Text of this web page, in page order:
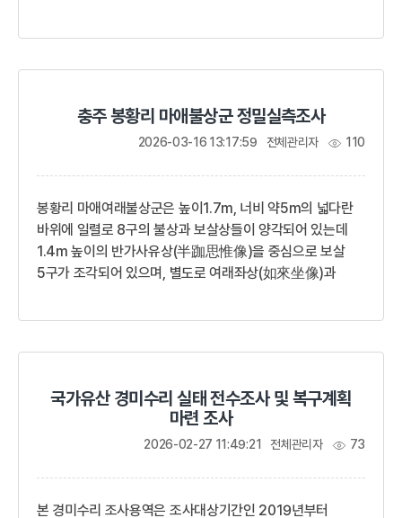
사신이 말하길 중국의 재물이 조선으로 가는 것은 그 거북돌
붙이고, 1665년(현종 6) 민진익(閔震益, ?-?)이 각성의
말을 듣고 부도를 부쉈다. 사실기비에는 이와 같은 이야기를
충주 봉황리 마애불상군 정밀실측조사
전체관리자 110
봉황리 마애여래불상군은 높이1.7m, 너비 약5m의 넓다란
바위에 일렬로 8구의 불상과 보살상들이 양각되어 있는데
1.4m 높이의 반가사유상(半跏思惟像)을 중심으로 보살
5구가 조각되어 있으며, 별도로 여래좌상(如來坐像)과
마애여래불상군은 삼국시대의 특징을 보이고 있으며
반가사유상을 중심으로한 불상군에서부터 남쪽으로 벼랑을
따라 20여m쯤 가면 또다른 마애여래좌상이 동쪽을 향해
암벽에 조각되어 있다. 높이 2m정도 되는 주존불은 상호가
2026-03-16 13:17:59
국가유산 경미수리 실태 전수조사 및 복구계획
마련 조사
전체관리자 73
본 경미수리 조사용역은 조사대상기간인 2019년부터
2026-02-27 11:49:21